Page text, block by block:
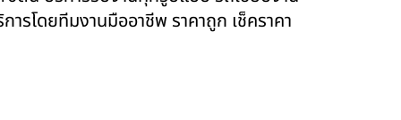
ารโดยทีมงานมืออาชีพ ราคาถูก เช็คราคา